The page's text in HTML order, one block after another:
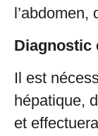
Diagnostic
Il est
hépatique,
et